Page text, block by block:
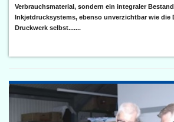
Verbrauchsmaterial, sondern ein integraler
Inkjetdrucksystems, ebenso unverzichtbar wie die
Druckwerk selbst.......